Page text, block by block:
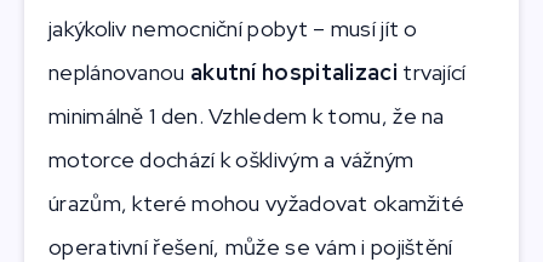
jakýkoliv nemocniční pobyt – musí jít o
neplánovanou akutní hospitalizaci trvající
minimálně 1 den. Vzhledem k tomu, že na
motorce dochází k ošklivým a vážným
úrazům, které mohou vyžadovat okamžité
operativní řešení, může se vám i pojištění